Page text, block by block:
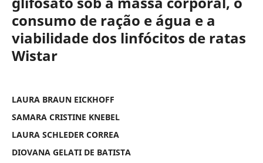
consumo de ração e água e a
viabilidade dos linfócitos de ratas
Wistar
LAURA BRAUN EICKHOFF
SAMARA CRISTINE KNEBEL
LAURA SCHLEDER CORREA
DIOVANA GELATI DE BATISTA